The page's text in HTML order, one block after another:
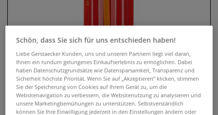
Schön, dass Sie sich für uns entschieden haben!
Liebe Gerstaecker Kunden, uns und unseren Partnern liegt viel daran,
Ihnen ein rundum gelungenes Einkaufserlebnis zu ermöglichen. Dabei
haben Datenschutzgrundsätze wie Datensparsamkeit, Transparenz und
Sicherheit höchste Priorität. Wenn Sie auf „Akzeptieren“ klicken, stimmen
Sie der Speicherung von Cookies auf Ihrem Gerät zu, um die
Websitenavigation zu verbessern, die Websitenutzung zu analysieren und
unsere Marketingbemühungen zu unterstützen. Selbstverständlich
können Sie Ihre Einwilligung jederzeit in den Einstellungen ändern oder